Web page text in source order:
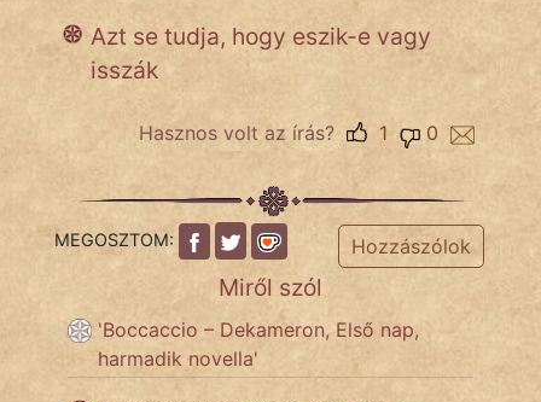
IRODALOM
FILM
ÉLETMÓD
Azt se tudja, hogy eszik-e vagy
isszák
Hasznos volt az írás? 0
1
MEGOSZTOM: Hozzászólok
Miről szól
'Boccaccio – Dekameron, Első nap,
harmadik novella'